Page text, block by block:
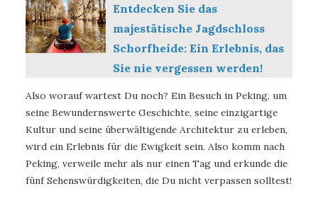
Entdecken Sie das
majestätische Jagdschloss
Schorfheide: Ein Erlebnis, das
Sie nie vergessen werden!
Also worauf wartest Du noch? Ein Besuch in Peking, um
seine Bewundernswerte Geschichte, seine einzigartige
Kultur und seine überwältigende Architektur zu erleben,
wird ein Erlebnis für die Ewigkeit sein. Also komm nach
Peking, verweile mehr als nur einen Tag und erkunde die
fünf Sehenswürdigkeiten, die Du nicht verpassen solltest!